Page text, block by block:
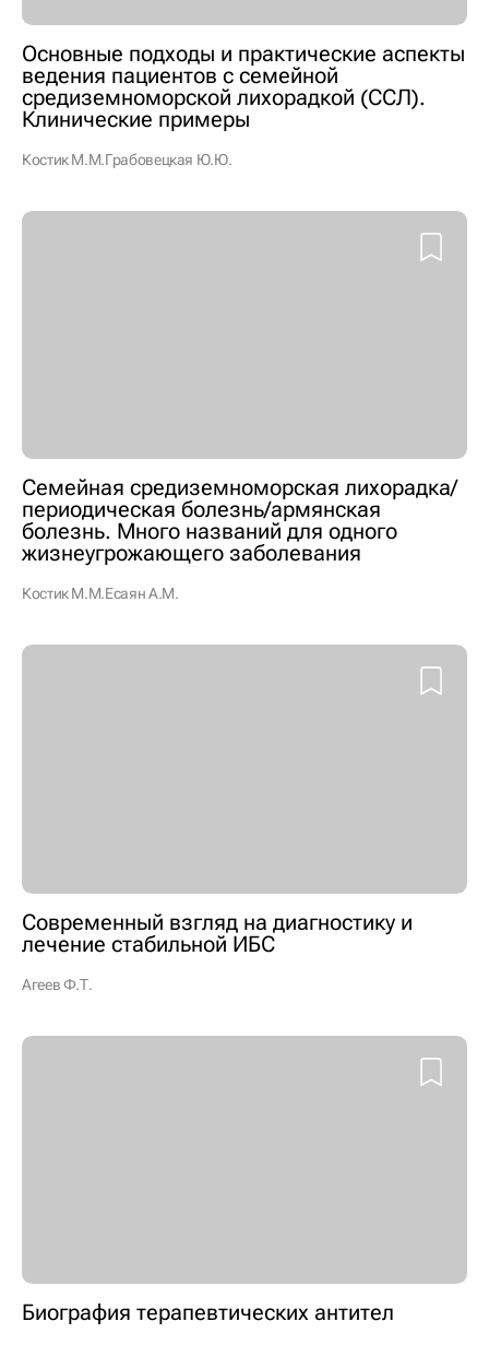
Основные подходы и практические аспекты
ведения пациентов с семейной
средиземноморской лихорадкой (ССЛ).
Клинические примеры
Костик М.М.Грабовецкая Ю.Ю.
Семейная средиземноморская лихорадка/
периодическая болезнь/армянская
болезнь. Много названий для одного
жизнеугрожающего заболевания
Костик М.М.Есаян А.М.
Современный взгляд на диагностику и
лечение стабильной ИБС
Агеев Ф.Т.
Биография терапевтических антител